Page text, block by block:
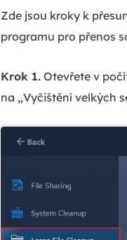
Zde jsou kroky k
programu pro přenos
Krok 1. Otevřete v
na „Vyčištění velkých